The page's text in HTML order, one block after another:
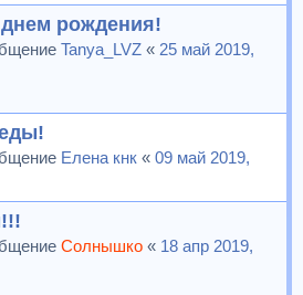
днем рождения!
Tanya_LVZ « 25 май 2019,
Елена кнк « 09 май 2019,
Солнышко « 18 апр 2019,